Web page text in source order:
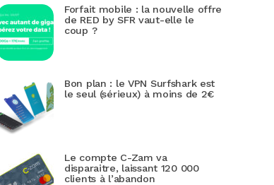
Forfait mobile : la nouvelle offre
de RED by SFR vaut-elle le
coup ?
Bon plan : le VPN Surfshark est
le seul (sérieux) à moins de 2€
Le compte C-Zam va
disparaitre, laissant 120 000
clients à l’abandon